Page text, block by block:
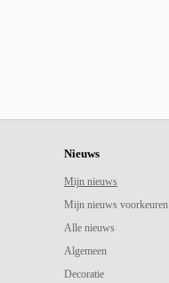
Nieuws
Mijn nieuws
Mijn nieuws voorkeuren
Alle nieuws
Algemeen
Decoratie